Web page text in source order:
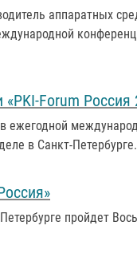
аппаратных
Forum Россия
ежегодной
в Санкт-Петербурге.
пройдет